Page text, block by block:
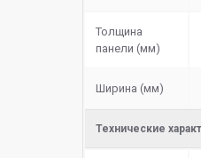
Толщина
панели (мм)
Ширина (мм)
Технические